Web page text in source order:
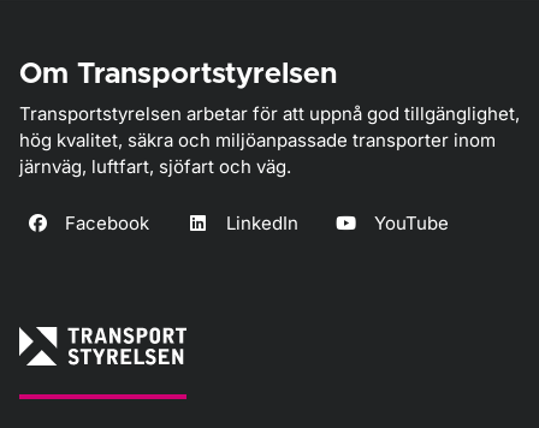
Om Transportstyrelsen
Transportstyrelsen arbetar för att uppnå god tillgänglighet,
hög kvalitet, säkra och miljöanpassade transporter inom
järnväg, luftfart, sjöfart och väg.
Facebook LinkedIn YouTube